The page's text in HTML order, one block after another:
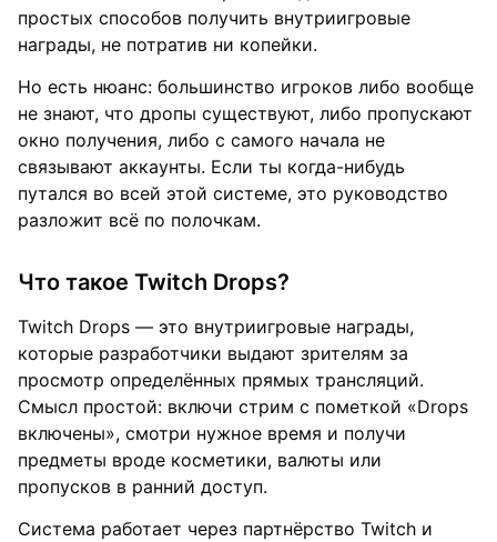
простых способов получить внутриигровые
награды, не потратив ни копейки.
Но есть нюанс: большинство игроков либо вообще
не знают, что дропы существуют, либо пропускают
окно получения, либо с самого начала не
связывают аккаунты. Если ты когда-нибудь
путался во всей этой системе, это руководство
разложит всё по полочкам.
Что такое Twitch Drops?
Twitch Drops — это внутриигровые награды,
которые разработчики выдают зрителям за
просмотр определённых прямых трансляций.
Смысл простой: включи стрим с пометкой «Drops
включены», смотри нужное время и получи
предметы вроде косметики, валюты или
пропусков в ранний доступ.
Система работает через партнёрство Twitch и